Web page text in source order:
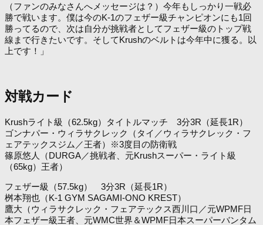
（ファンのみなさんへメッセージは？）今年もしっかり一戦必
勝で戦います。僕は今のK-1のフェザー級チャンピオンにも1回
勝ってるので、次は自分が挑戦者としてフェザー級のトップ戦
線まで行きたいです。そしてKrushのベルトは今年中に獲る。以
上です！」
対戦カード
Krushライト級（62.5kg）タイトルマッチ 3分3R（延長1R）
ゴンナパー・ウィラサクレック（タイ／ウィラサクレック・フ
ェアテックスジム／王者）※3度目の防衛戦
篠原悠人（DURGA／挑戦者、元Krushスーパー・ライト級
（65kg）王者）
フェザー級（57.5kg） 3分3R（延長1R）
桝本翔也（K-1 GYM SAGAMI-ONO KREST）
鷹大（ウィラサクレック・フェアテックス西川口／元WPMF日
本フェザー級王者、元WMC世界＆WPMF日本スーパーバンタム